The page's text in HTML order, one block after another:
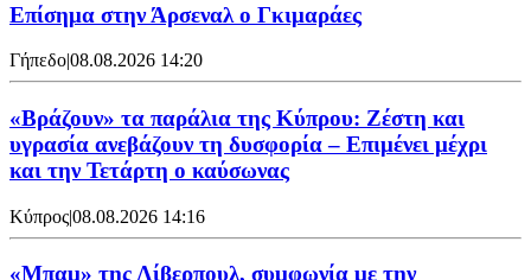
Επίσημα στην Άρσεναλ ο Γκιμαράες
Γήπεδο|08.08.2026 14:20
«Βράζουν» τα παράλια της Κύπρου: Ζέστη και
υγρασία ανεβάζουν τη δυσφορία – Επιμένει μέχρι
και την Τετάρτη ο καύσωνας
Κύπρος|08.08.2026 14:16
«Μπαμ» της Λίβερπουλ, συμφωνία με την